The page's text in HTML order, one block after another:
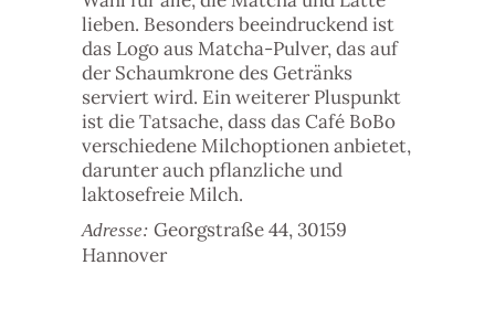
lieben. Besonders beeindruckend ist
das Logo aus Matcha-Pulver, das auf
der Schaumkrone des Getränks
serviert wird. Ein weiterer Pluspunkt
ist die Tatsache, dass das Café BoBo
verschiedene Milchoptionen anbietet,
darunter auch pflanzliche und
laktosefreie Milch.
Adresse: Georgstraße 44, 30159
Hannover